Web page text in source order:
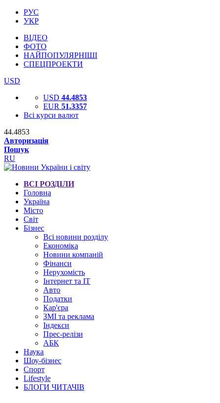
РУС
УКР
ВІДЕО
ФОТО
НАЙПОПУЛЯРНІШІ
СПЕЦПРОЕКТИ
USD
USD 44.4853
EUR 51.3357
Всі курси валют
44.4853
Авторизація
Пошук
RU
ВСІ РОЗДІЛИ
Головна
Україна
Місто
Світ
Бізнес
Всі новини розділу
Економіка
Новини компаній
Фінанси
Нерухомість
Інтернет та IT
Авто
Податки
Кар'єра
ЗМІ та реклама
Індекси
Прес-релізи
АБК
Наука
Шоу-бізнес
Спорт
Lifestyle
БЛОГИ ЧИТАЧІВ